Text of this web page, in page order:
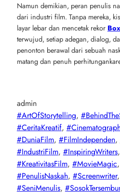
Namun demikian, peran penulis
dari industri film. Tanpa mereka,
layar lebar dan mencetak rekor
terwujud, setiap adegan, dialog,
penonton berawal dari sebuah
matang dan penuh
admin
#ArtOfStorytelling,
#CeritaKreatif,
#DuniaFilm, #FilmIndependen,
#IndustriFilm, #InspiringWriters,
#KreativitasFilm, #MovieMagic,
#PenulisNaskah, #Screenwriter,
#SeniMenulis,